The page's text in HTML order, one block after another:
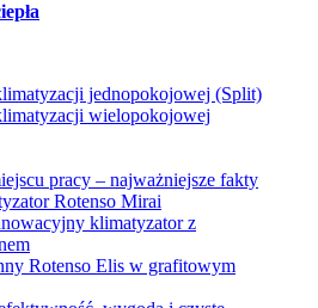
jednopokojowej (Split)
wielopokojowej
pracy – najważniejsze fakty
Rotenso Mirai
klimatyzator z
Rotenso Elis w grafitowym